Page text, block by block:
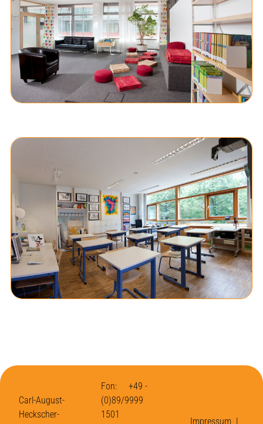
Carl-August-
Heckscher-
Fon: +49 -
(0)89/9999
1501
Impressum